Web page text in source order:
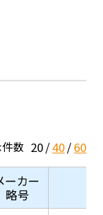
数 20 40 60
ーカー
略号